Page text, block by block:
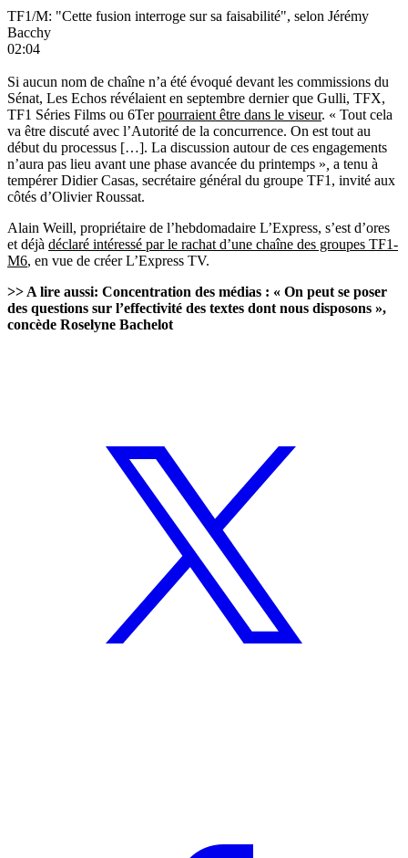
TF1/M: "Cette fusion interroge sur sa faisabilité", selon Jérémy
Bacchy
02:04
Si aucun nom de chaîne n’a été évoqué devant les commissions du
Sénat, Les Echos révélaient en septembre dernier que Gulli, TFX,
TF1 Séries Films ou 6Terpourraient être dans le viseur. « Tout cela
va être discuté avec l’Autorité de la concurrence. On est tout au
début du processus […]. La discussion autour de ces engagements
n’aura pas lieu avant une phase avancée du printemps » a tenu à
tempérer Didier Casas, secrétaire général du groupe TF1, invité aux
côtés d’Olivier Roussat.
Alain Weill, propriétaire de l’hebdomadaire L’Express, s’est d’ores
et déjà déclaré intéressé par le rachat d’une chaîne des groupes TF1-
M6, en vue de créer L’Express TV.
>> A lire aussi: Concentration des médias : « On peut se poser
des questions sur l’effectivité des textes dont nous disposons »,
concède Roselyne Bachelot